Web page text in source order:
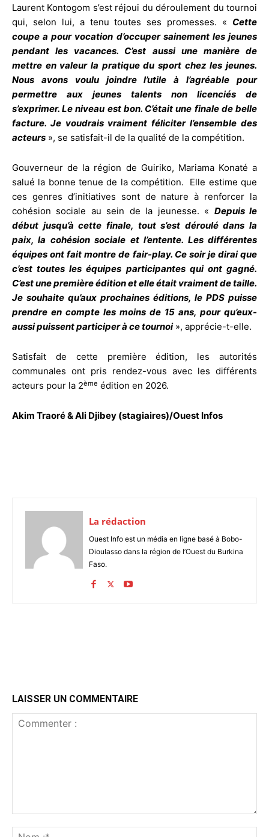
Laurent Kontogom s’est réjoui du déroulement du tournoi
qui, selon lui, a tenu toutes ses promesses. « Cette
coupe a pour vocation d’occuper sainement les jeunes
pendant les vacances. C’est aussi une manière de
mettre en valeur la pratique du sport chez les jeunes.
Nous avons voulu joindre l’utile à l’agréable pour
permettre aux jeunes talents non licenciés de
s’exprimer. Le niveau est bon. C’était une finale de belle
facture. Je voudrais vraiment féliciter l’ensemble des
acteurs », se satisfait-il de la qualité de la compétition.
Gouverneur de la région de Guiriko, Mariama Konaté a
salué la bonne tenue de la compétition. Elle estime que
ces genres d’initiatives sont de nature à renforcer la
cohésion sociale au sein de la jeunesse. « Depuis le
début jusqu’à cette finale, tout s’est déroulé dans la
paix, la cohésion sociale et l’entente. Les différentes
équipes ont fait montre de fair-play. Ce soir je dirai que
c’est toutes les équipes participantes qui ont gagné.
C’est une première édition et elle était vraiment de taille.
Je souhaite qu’aux prochaines éditions, le PDS puisse
prendre en compte les moins de 15 ans, pour qu’eux-
aussi puissent participer à ce tournoi», apprécie-t-elle.
Satisfait de cette première édition, les autorités
communales ont pris rendez-vous avec les différents
acteurs pour la 2ème édition en 2026.
Akim Traoré & Ali Djibey (stagiaires)/Ouest Infos
La rédaction
Ouest Info est un média en ligne basé à Bobo-
Dioulasso dans la région de l’Ouest du Burkina
Faso.
LAISSER UN COMMENTAIRE